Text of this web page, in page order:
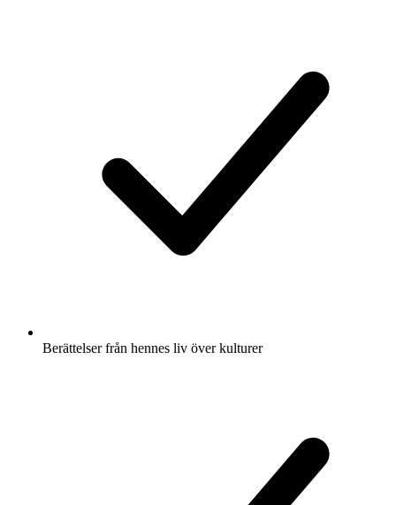
Berättelser från hennes liv över kulturer